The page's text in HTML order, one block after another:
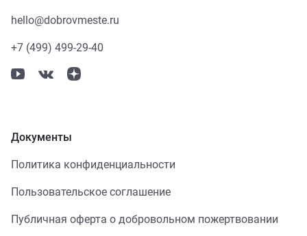
hello@dobrovmeste.ru
+7 (499) 499-29-40
Документы
Политика конфиденциальности
Пользовательское соглашение
Публичная оферта о добровольном пожертвовании